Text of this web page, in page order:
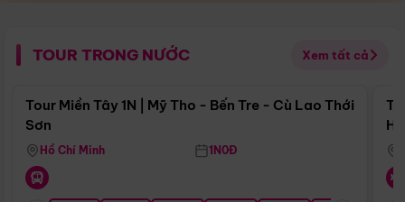
TOUR TRONG NƯỚC Xem tất cả
Điểm nổi bật
Tour Miền Tây 1N | Mỹ Tho - Bến Tre - Cù Lao Thới
Sơn
Hồ Chí Minh 1N0Đ